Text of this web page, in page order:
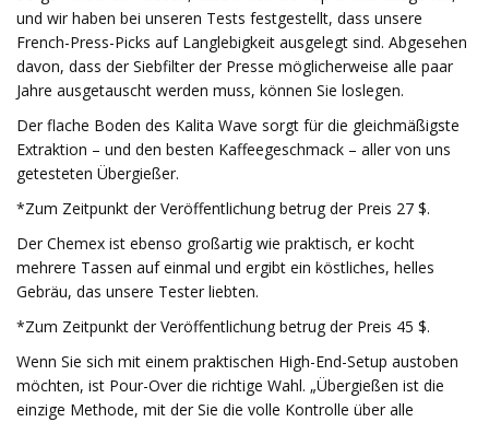
und wir haben bei unseren Tests festgestellt, dass unsere
French-Press-Picks auf Langlebigkeit ausgelegt sind. Abgesehen
davon, dass der Siebfilter der Presse möglicherweise alle paar
Jahre ausgetauscht werden muss, können Sie loslegen.
Der flache Boden des Kalita Wave sorgt für die gleichmäßigste
Extraktion – und den besten Kaffeegeschmack – aller von uns
getesteten Übergießer.
*Zum Zeitpunkt der Veröffentlichung betrug der Preis 27 $.
Der Chemex ist ebenso großartig wie praktisch, er kocht
mehrere Tassen auf einmal und ergibt ein köstliches, helles
Gebräu, das unsere Tester liebten.
*Zum Zeitpunkt der Veröffentlichung betrug der Preis 45 $.
Wenn Sie sich mit einem praktischen High-End-Setup austoben
möchten, ist Pour-Over die richtige Wahl. „Übergießen ist die
einzige Methode, mit der Sie die volle Kontrolle über alle